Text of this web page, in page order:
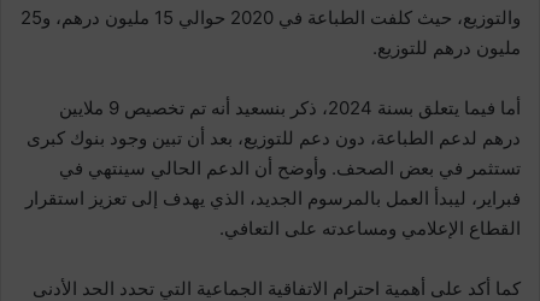
والتوزيع، حيث كلفت الطباعة في 2020 حوالي 15 مليون درهم، و25
مليون درهم للتوزيع.
أما فيما يتعلق بسنة 2024، ذكر بنسعيد أنه تم تخصيص 9 ملايين
درهم لدعم الطباعة، دون دعم للتوزيع، بعد أن تبين وجود بنوك كبرى
تستثمر في بعض الصحف. وأوضح أن الدعم الحالي سينتهي في
فبراير، ليبدأ العمل بالمرسوم الجديد، الذي يهدف إلى تعزيز استقرار
القطاع الإعلامي ومساعدته على التعافي.
كما أكد على أهمية احترام الاتفاقية الجماعية التي تحدد الحد الأدنى